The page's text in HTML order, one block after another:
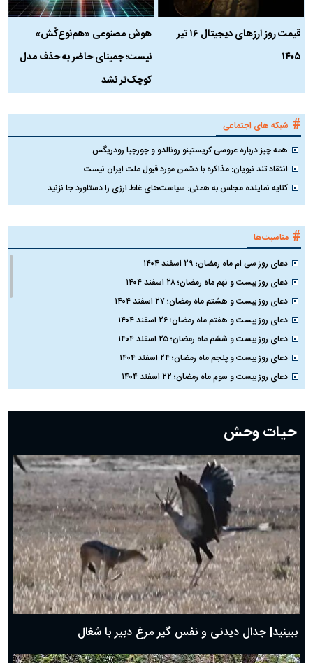
قیمت روز ارز‌های دیجیتال ۱۶ تیر
۱۴۰۵
هوش مصنوعی «هم‌نوع‌کُش»
نیست؛ جمینای حاضر به حذف مدل
کوچک‌تر نشد
# شبکه های اجتماعی
همه چیز درباره عروسی کریستینو رونالدو و جورجیا رودریگس
انتقاد تند نبویان: مذاکره با دشمن مورد قبول ملت ایران نیست
کنایه نماینده مجلس به همتی: سیاست‌های غلط ارزی را دستاورد جا نزنید
# مناسبت‌ها
دعای روز سی ام ماه رمضان؛ ۲۹ اسفند ۱۴۰۴
دعای روز بیست و نهم ماه رمضان؛ ۲۸ اسفند ۱۴۰۴
دعای روز بیست و هشتم ماه رمضان؛ ۲۷ اسفند ۱۴۰۴
دعای روز بیست و هفتم ماه رمضان؛ ۲۶ اسفند ۱۴۰۴
دعای روز بیست و ششم ماه رمضان؛ ۲۵ اسفند ۱۴۰۴
دعای روز بیست و پنجم ماه رمضان؛ ۲۴ اسفند ۱۴۰۴
دعای روز بیست و سوم ماه رمضان؛ ۲۲ اسفند ۱۴۰۴
دعای روز بیستم ماه رمضان؛ ۱۹ اسفند ۱۴۰۴
دعای روز هشتم ماه مبارک رمضان؛ ۷ اسفند ماه ۱۴۰۴
دعای روز هفتم ماه رمضان؛ ۶ اسفند ۱۴۰۴
دعای روز ششم ماه رمضان؛ ۵ اسفند ۱۴۰۴
دعای روز پنجم ماه رمضان؛ ۴ اسفند ۱۴۰۴
دعای روز چهارم ماه مبارک رمضان؛ ۳ اسفند ۱۴۰۴
دعای روز سوم ماه مبارک رمضان؛ ۱۴ اسفند ۱۴۰۴
دعای روز دوم ماه مبارک رمضان ۱ اسفند ماه ۱۴۰۴
دعای روز اول ماه مبارک رمضان، ۳۰ بهمن ۱۴۰۴
حضرت زینب(س) چگونه از دنیا رفت؟
بهترین پیامک تبریک روز پدر ۱۴۰۴؛ جملات زیبا و صمیمانه
حیات وحش
ببینید| جدال دیدنی و نفس گیر مرغ دبیر با شغال